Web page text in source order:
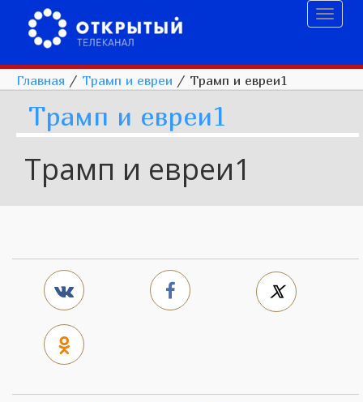
Главная / Трамп и евреи / Трамп и евреи1
Трамп и евреи1
Трамп и евреи1